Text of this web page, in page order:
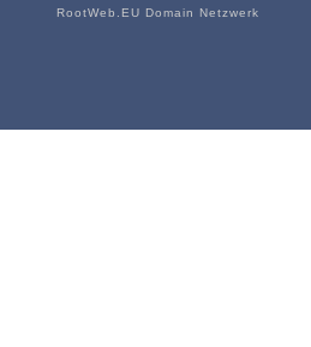
RootWeb.EU Domain Netzwerk